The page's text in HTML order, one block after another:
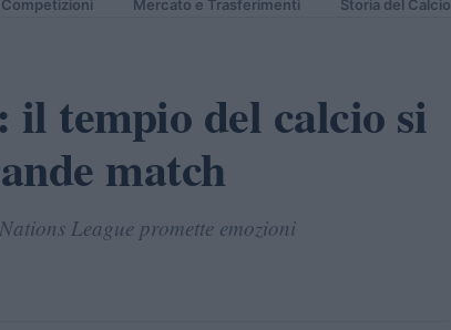
Mercato e Trasferimenti Storia del Calcio
tempio del calcio si
match
League promette emozioni